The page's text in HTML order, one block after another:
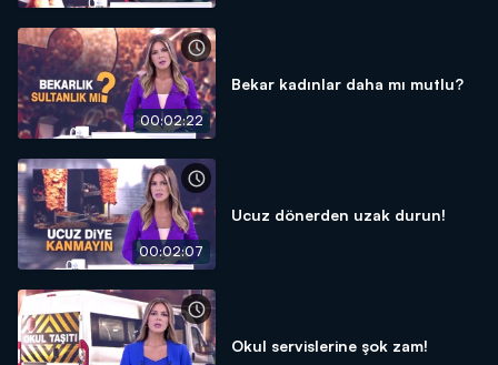
00:02:22
Bekar kadınlar daha mı mutlu?
00:02:07
Ucuz dönerden uzak durun!
Okul servislerine şok zam!